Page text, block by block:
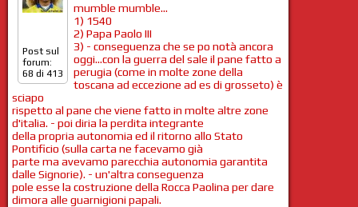
Post sul
forum:
68 di 413
mumble mumble...
1) 1540
2) Papa Paolo III
3) - conseguenza che se po notà ancora
oggi...con la guerra del sale il pane fatto a
perugia (come in molte zone della
toscana ad eccezione ad es di grosseto) è
sciapo
rispetto al pane che viene fatto in molte altre zone
d'italia. - poi diria la perdita integrante
della propria autonomia ed il ritorno allo Stato
Pontificio (sulla carta ne facevamo già
parte ma avevamo parecchia autonomia garantita
dalle Signorie). - un'altra conseguenza
pole esse la costruzione della Rocca Paolina per dare
dimora alle guarnigioni papali.